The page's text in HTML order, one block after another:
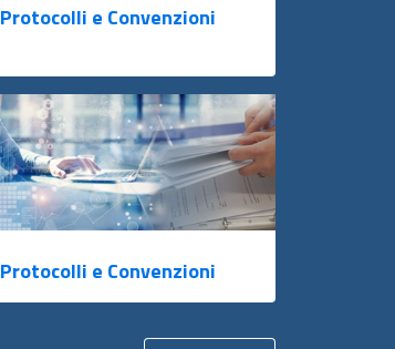
Protocolli e Convenzioni
Protocolli e Convenzioni